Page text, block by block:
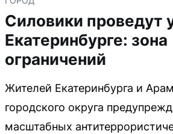
Силовики проведут
Екатеринбурге: зона
ограничений
Жителей Екатеринбурга и
городского округа
масштабных